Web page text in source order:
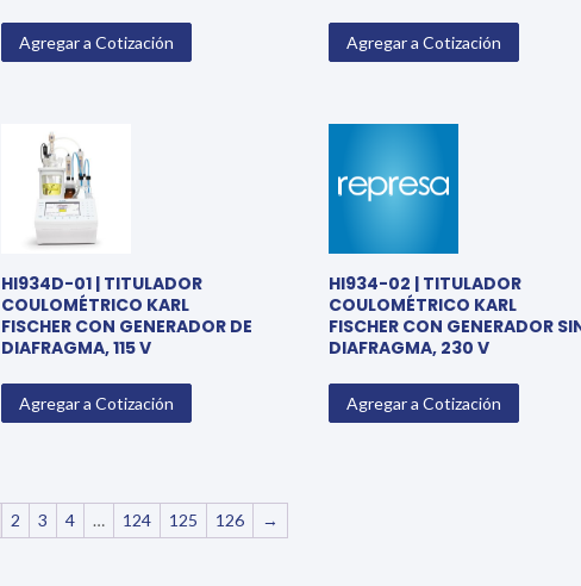
Agregar a Cotización Agregar a Cotización
HI934D-01 | TITULADOR
COULOMÉTRICO KARL
FISCHER CON GENERADOR DE
DIAFRAGMA, 115 V
Agregar a Cotización
HI934-02 | TITULADOR
COULOMÉTRICO KARL
FISCHER CON GENERADOR
DIAFRAGMA, 230 V
Agregar a Cotización
2 3 4 … 124 125 126 →